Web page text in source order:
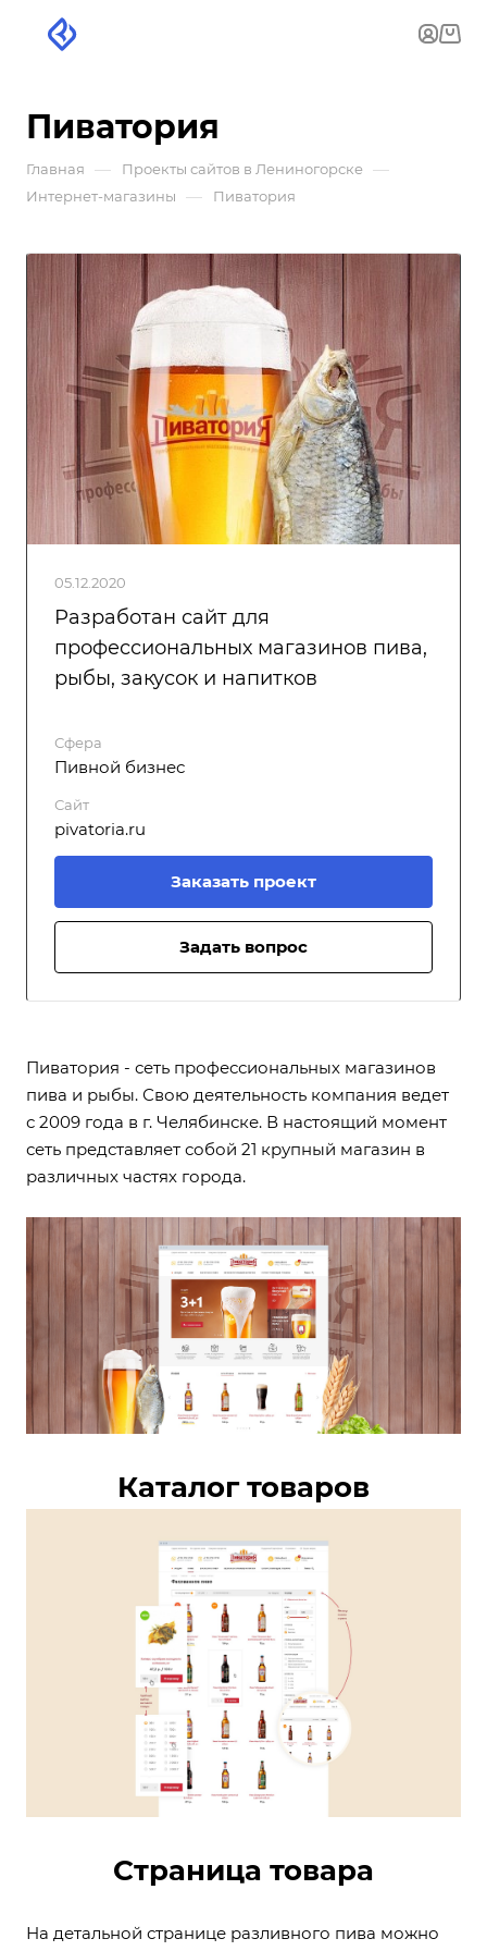
Пиватория
Главная — Проекты сайтов в Лениногорске —
Интернет-магазины — Пиватория
05.12.2020
Разработан сайт для
профессиональных магазинов пива,
рыбы, закусок и напитков
Сфера
Пивной бизнес
Сайт
pivatoria.ru
Заказать проект
Задать вопрос
Пиватория - сеть профессиональных магазинов
пива и рыбы. Свою деятельность компания ведет
с 2009 года в г. Челябинске. В настоящий момент
сеть представляет собой 21 крупный магазин в
различных частях города.
Каталог товаров
Страница товара
На детальной странице разливного пива можно